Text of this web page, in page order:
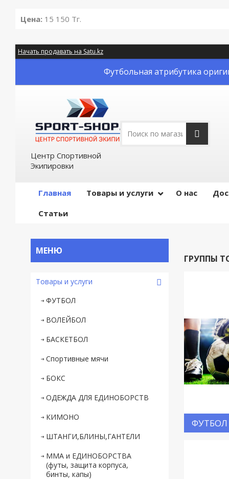
Цена: 15 150 Тг.
Начать продавать на Satu.kz
Футбольная атрибутика
Центр Спортивной
Экипировки
Главная Товары и услуги О нас
Статьи
ГРУППЫ
ФУТБОЛ
Товары и услуги
ФУТБОЛ
ВОЛЕЙБОЛ
БАСКЕТБОЛ
Спортивные мячи
БОКС
ОДЕЖДА ДЛЯ ЕДИНОБОРСТВ
КИМОНО
ШТАНГИ,БЛИНЫ,ГАНТЕЛИ
ММА и ЕДИНОБОРСТВА
(футы, защита корпуса,
бинты, капы)